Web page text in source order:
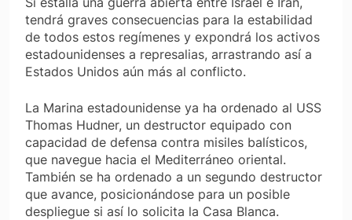
tendrá graves consecuencias para la estabilidad
de todos estos regímenes y expondrá los activos
estadounidenses a represalias, arrastrando así a
Estados Unidos aún más al conflicto.
La Marina estadounidense ya ha ordenado al USS
Thomas Hudner, un destructor equipado con
capacidad de defensa contra misiles balísticos,
que navegue hacia el Mediterráneo oriental.
También se ha ordenado a un segundo destructor
que avance, posicionándose para un posible
despliegue si así lo solicita la Casa Blanca.